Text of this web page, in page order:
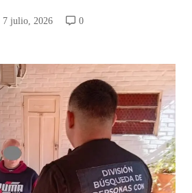
7 julio, 2026
0